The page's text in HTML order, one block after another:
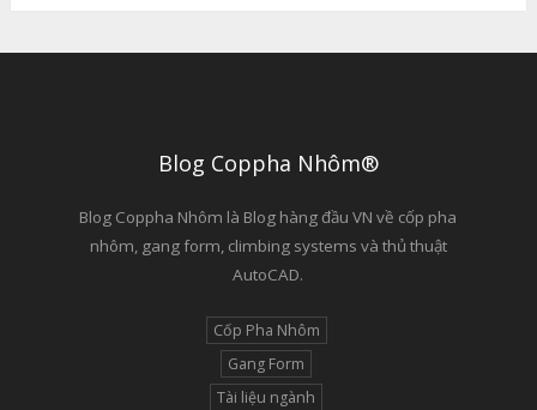
Blog Coppha Nhôm®
Blog Coppha Nhôm là Blog hàng đầu VN về cốp pha
nhôm, gang form, climbing systems và thủ thuật
AutoCAD.
Cốp Pha Nhôm
Gang Form
Tài liệu ngành